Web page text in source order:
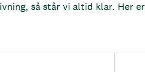
så står vi altid klar. Her er